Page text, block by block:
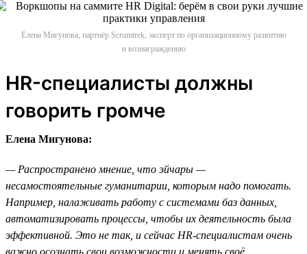
Елена Мигунова, партнёр Scrumtrek, эксперт по организационному развитию
и вознаграждению
HR-специалисты должны
говорить громче
Елена Мигунова:
— Распространено мнение, что эйчары —
несамостоятельные гуманитарии, которым надо помогать.
Например, налаживать работу с системами баз данных,
автоматизировать процессы, чтобы их деятельность была
эффективной. Это не так, и сейчас HR-специалистам очень
важно осознать свои возможности и менять своё